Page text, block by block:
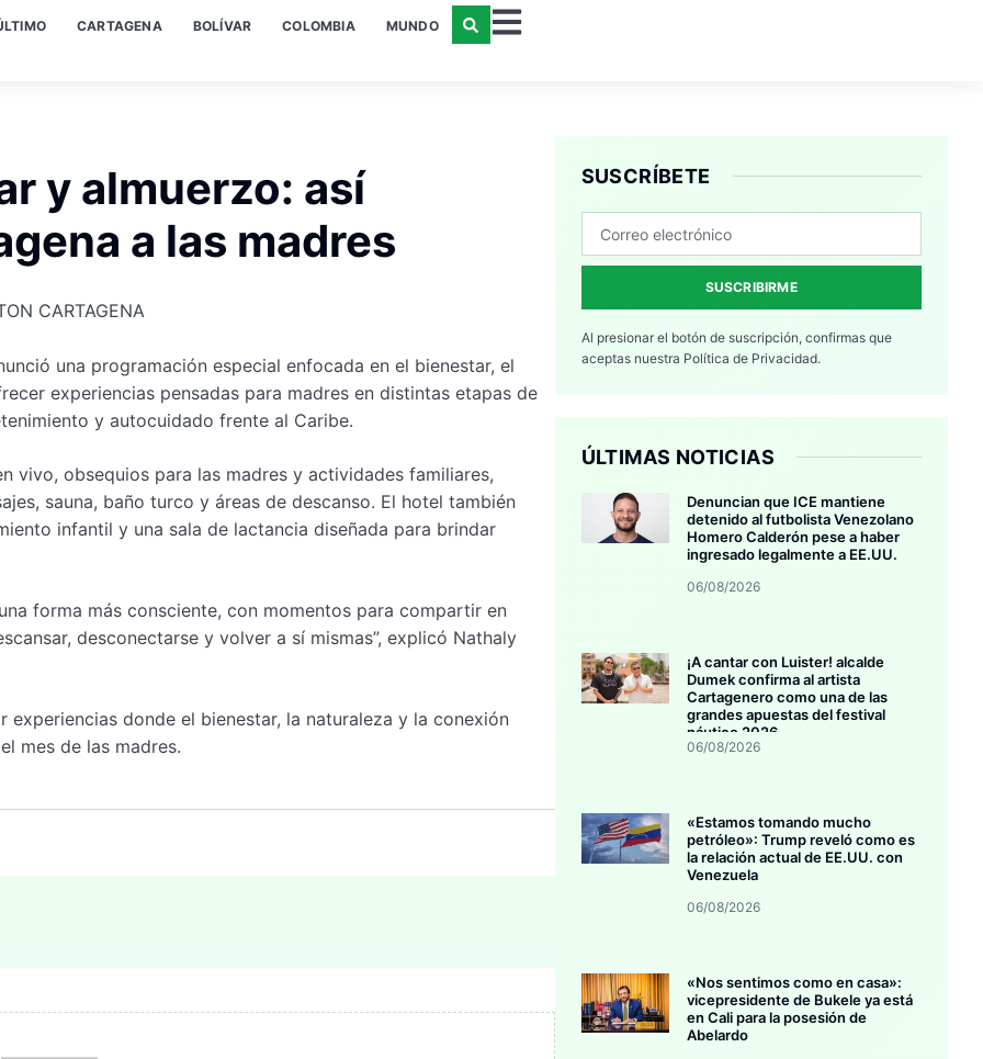
CARTAGENA BOLÍVAR COLOMBIA MUNDO
y almuerzo: así
a las madres
una programación especial enfocada en el bienestar, el
experiencias pensadas para madres en distintas etapas de
y autocuidado frente al Caribe.
vivo, obsequios para las madres y actividades familiares,
sauna, baño turco y áreas de descanso. El hotel también
infantil y una sala de lactancia diseñada para brindar
forma más consciente, con momentos para compartir en
desconectarse y volver a sí mismas”, explicó Nathaly
donde el bienestar, la naturaleza y la conexión
mes de las madres.
SUSCRÍBETE
SUSCRIBIRME
Al presionar el botón de suscripción, confirmas que
aceptas nuestra Política de Privacidad.
ÚLTIMAS NOTICIAS
Denuncian que ICE mantiene
detenido al futbolista Venezolano
Homero Calderón pese a haber
ingresado legalmente a EE.UU.
06/08/2026
¡A cantar con Luister! alcalde
Dumek confirma al artista
Cartagenero como una de las
grandes apuestas del festival
náutico 2026
06/08/2026
«Estamos tomando mucho
petróleo»: Trump reveló como es
la relación actual de EE.UU. con
Venezuela
06/08/2026
«Nos sentimos como en casa»:
vicepresidente de Bukele ya está
en Cali para la posesión de
Abelardo